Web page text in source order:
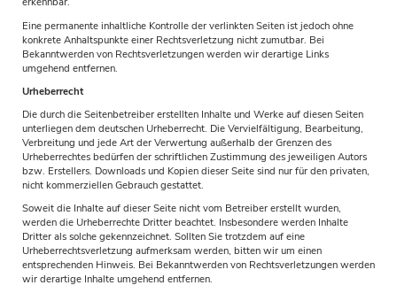
Eine permanente inhaltliche Kontrolle der verlinkten Seiten ist jedoch ohne
konkrete Anhaltspunkte einer Rechtsverletzung nicht zumutbar. Bei
Bekanntwerden von Rechtsverletzungen werden wir derartige Links
umgehend entfernen.
Urheberrecht
Die durch die Seitenbetreiber erstellten Inhalte und Werke auf diesen Seiten
unterliegen dem deutschen Urheberrecht. Die Vervielfältigung, Bearbeitung,
Verbreitung und jede Art der Verwertung außerhalb der Grenzen des
Urheberrechtes bedürfen der schriftlichen Zustimmung des jeweiligen Autors
bzw. Erstellers. Downloads und Kopien dieser Seite sind nur für den privaten,
nicht kommerziellen Gebrauch gestattet.
Soweit die Inhalte auf dieser Seite nicht vom Betreiber erstellt wurden,
werden die Urheberrechte Dritter beachtet. Insbesondere werden Inhalte
Dritter als solche gekennzeichnet. Sollten Sie trotzdem auf eine
Urheberrechtsverletzung aufmerksam werden, bitten wir um einen
entsprechenden Hinweis. Bei Bekanntwerden von Rechtsverletzungen werden
wir derartige Inhalte umgehend entfernen.